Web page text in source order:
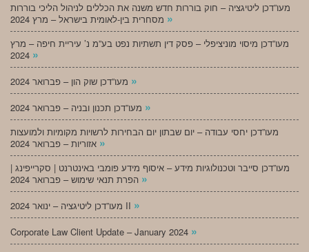
מעו”דכן ליטיגציה – חוק בוררות חדש משנה את הכללים לניהול הליכי בוררות
»
מעו”דכן מיסוי מוניציפלי – פסק דין תשתיות נפט בע”מ נ’ עיריית חיפה – מרץ
»
»
»
מעו”דכן יחסי עבודה – יום שבתון יום הבחירות לרשויות מקומיות ולמועצות
»
מעו”דכן סייבר וטכנולוגיות מידע – איסוף מידע פומבי באינטרנט | סקרייפינג |
»
מעו”דכן ליטיגציה – ינואר 2024 II »
Corporate Law Client Update – January 2024 »